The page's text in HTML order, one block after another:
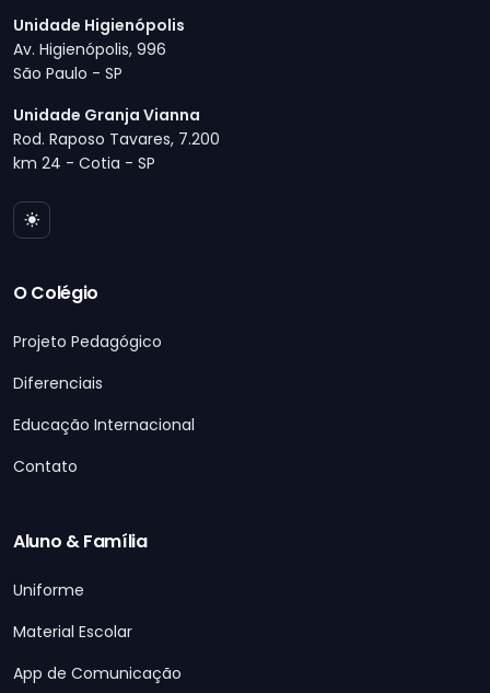
Unidade Higienópolis
Av. Higienópolis, 996
São Paulo - SP
Unidade Granja Vianna
Rod. Raposo Tavares, 7.200
km 24 - Cotia - SP
O Colégio
Projeto Pedagógico
Diferenciais
Educação Internacional
Contato
Aluno & Família
Uniforme
Material Escolar
App de Comunicação